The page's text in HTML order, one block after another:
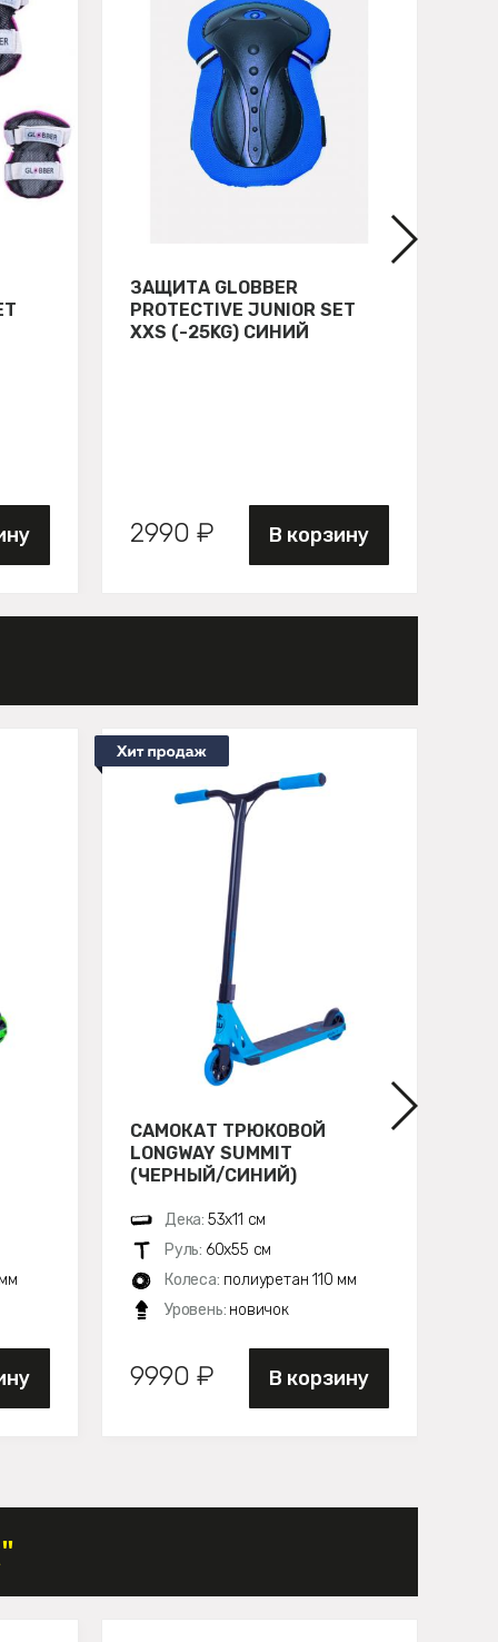
ЗАЩИТА GLOBBER
PROTECTIVE JUNIOR SET
XXS (-25KG) СИНИЙ
2990 ₽ В корзину
САМОКАТ ТРЮКОВОЙ
LONGWAY SUMMIT
(ЧЕРНЫЙ/СИНИЙ)
Дека: 53х11 см
Руль: 60х55 см
Колеса: полиуретан 110 мм
Уровень: новичок
9990 ₽ В корзину